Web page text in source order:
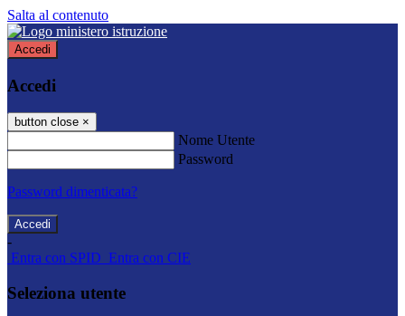
Salta al contenuto
Accedi
Accedi
button close ×
Nome Utente
Password
Password dimenticata?
-
Entra con SPID Entra con CIE
Seleziona utente